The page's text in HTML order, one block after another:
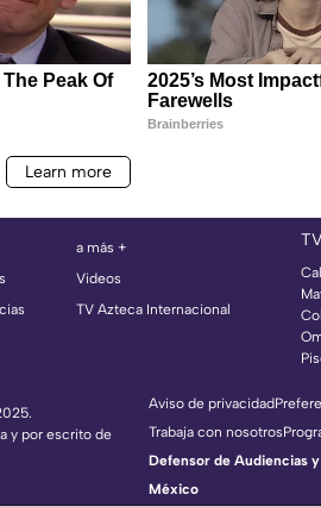
a más +
Videos
TV Azteca Internacional
y por escrito de
Aviso de privacidad
Trabaja con nosotros
Defensor de Audiencias
México